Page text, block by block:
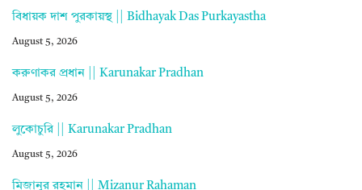
বিধায়ক দাশ পুরকায়স্থ || Bidhayak Das Purkayastha
August 5, 2026
করুণাকর প্রধান || Karunakar Pradhan
August 5, 2026
লুকোচুরি || Karunakar Pradhan
August 5, 2026
মিজানুর রহমান || Mizanur Rahaman